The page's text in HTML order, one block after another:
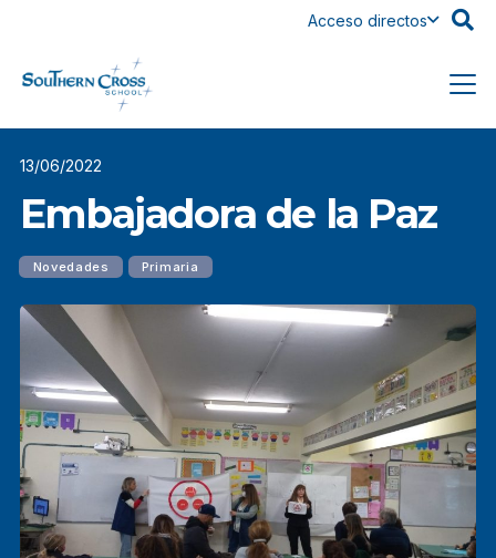
Acceso directos
13/06/2022
Embajadora de la Paz
Novedades Primaria